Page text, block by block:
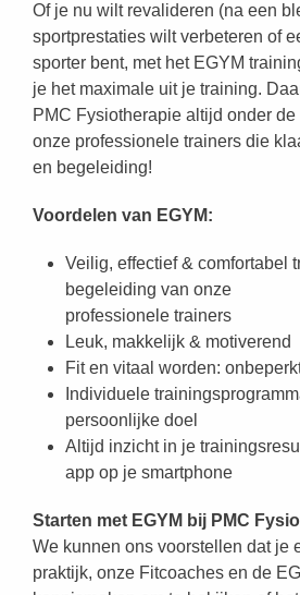
Of je nu wilt revalideren (na een
sportprestaties wilt verbeteren of
sporter bent, met het EGYM
je het maximale uit je training.
PMC Fysiotherapie altijd onder
onze professionele trainers die
en begeleiding!
Voordelen van EGYM:
Veilig, effectief & comfortabel
begeleiding van onze
professionele trainers
Leuk, makkelijk & motiverend
Fit en vitaal worden:
Individuele
persoonlijke doel
Altijd inzicht in je
app op je smartphone
Starten met EGYM bij PMC
We kunnen ons voorstellen dat je
praktijk, onze Fitcoaches en de